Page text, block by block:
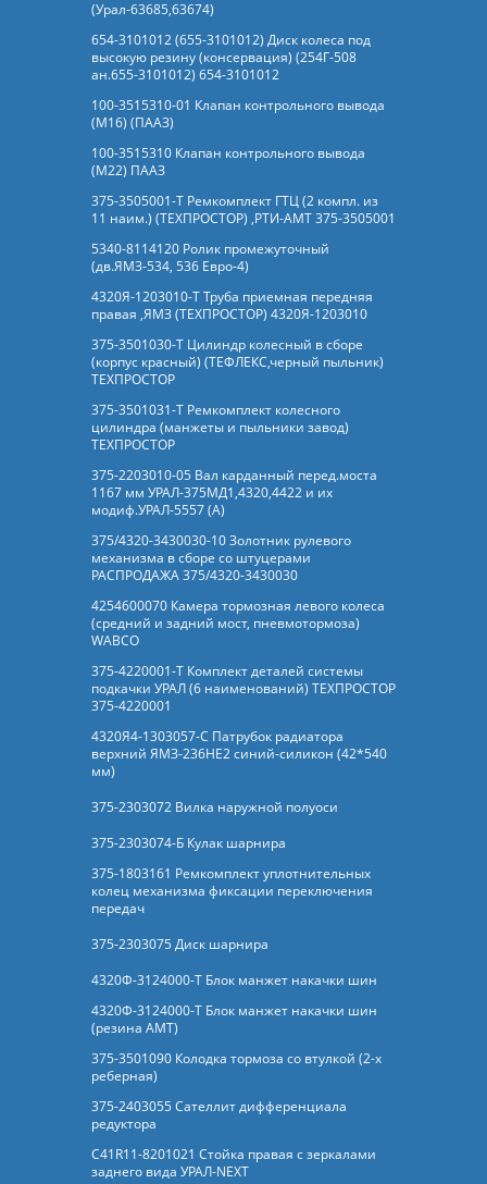
(Урал-63685,63674)
654-3101012 (655-3101012) Диск колеса под
высокую резину (консервация) (254Г-508
ан.655-3101012) 654-3101012
100-3515310-01 Клапан контрольного вывода
(М16) (ПААЗ)
100-3515310 Клапан контрольного вывода
(М22) ПААЗ
375-3505001-Т Ремкомплект ГТЦ (2 компл. из
11 наим.) (ТЕХПРОСТОР) ,РТИ-АМТ 375-3505001
5340-8114120 Ролик промежуточный
(дв.ЯМЗ-534, 536 Евро-4)
4320Я-1203010-Т Труба приемная передняя
правая ,ЯМЗ (ТЕХПРОСТОР) 4320Я-1203010
375-3501030-Т Цилиндр колесный в сборе
(корпус красный) (ТЕФЛЕКС,черный пыльник)
ТЕХПРОСТОР
375-3501031-Т Ремкомплект колесного
цилиндра (манжеты и пыльники завод)
ТЕХПРОСТОР
375-2203010-05 Вал карданный перед.моста
1167 мм УРАЛ-375МД1,4320,4422 и их
модиф.УРАЛ-5557 (А)
375/4320-3430030-10 Золотник рулевого
механизма в сборе со штуцерами
РАСПРОДАЖА 375/4320-3430030
4254600070 Камера тормозная левого колеса
(средний и задний мост, пневмотормоза)
WABCO
375-4220001-Т Комплект деталей системы
подкачки УРАЛ (6 наименований) ТЕХПРОСТОР
375-4220001
4320Я4-1303057-С Патрубок радиатора
верхний ЯМЗ-236НЕ2 синий-силикон (42*540
мм)
375-2303072 Вилка наружной полуоси
375-2303074-Б Кулак шарнира
375-1803161 Ремкомплект уплотнительных
колец механизма фиксации переключения
передач
375-2303075 Диск шарнира
4320Ф-3124000-Т Блок манжет накачки шин
4320Ф-3124000-Т Блок манжет накачки шин
(резина АМТ)
375-3501090 Колодка тормоза со втулкой (2-х
реберная)
375-2403055 Сателлит дифференциала
редуктора
C41R11-8201021 Стойка правая с зеркалами
заднего вида УРАЛ-NEXT